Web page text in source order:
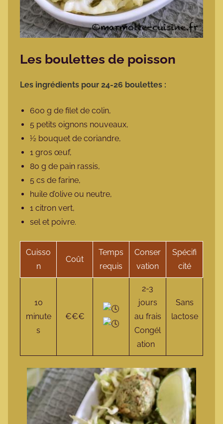
Les boulettes de poisson
Les ingrédients pour 24-26 boulettes :
600 g de filet de colin,
5 petits oignons nouveaux,
½ bouquet de coriandre,
1 gros œuf,
80 g de pain rassis,
5 cs de farine,
huile d’olive ou neutre,
1 citron vert,
sel et poivre.
Cuisso
n
Coût
Temps
requis
Conser
vation
Spécifi
cité
10
minute
s
€€€
2-3
jours
au frais
Congél
ation
Sans
lactose